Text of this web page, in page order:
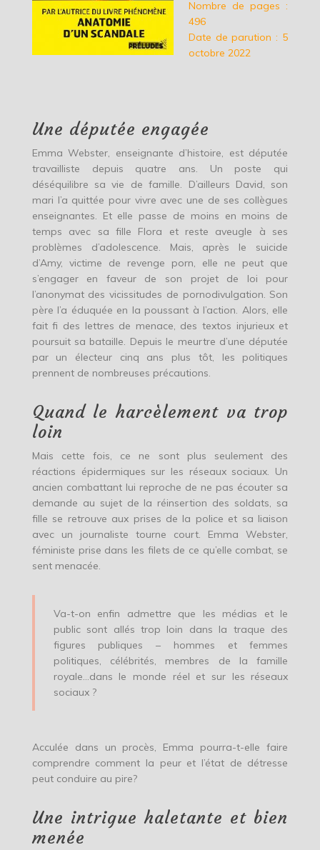
Nombre de pages :
496
Date de parution : 5
octobre 2022
Une députée engagée
Emma Webster, enseignante d’histoire, est députée
travailliste depuis quatre ans. Un poste qui
déséquilibre sa vie de famille. D’ailleurs David, son
mari l’a quittée pour vivre avec une de ses collègues
enseignantes. Et elle passe de moins en moins de
temps avec sa fille Flora et reste aveugle à ses
problèmes d’adolescence. Mais, après le suicide
d’Amy, victime de revenge porn, elle ne peut que
s’engager en faveur de son projet de loi pour
l’anonymat des vicissitudes de pornodivulgation. Son
père l’a éduquée en la poussant à l’action. Alors, elle
fait fi des lettres de menace, des textos injurieux et
poursuit sa bataille. Depuis le meurtre d’une députée
par un électeur cinq ans plus tôt, les politiques
prennent de nombreuses précautions.
Quand le harcèlement va trop
loin
Mais cette fois, ce ne sont plus seulement des
réactions épidermiques sur les réseaux sociaux. Un
ancien combattant lui reproche de ne pas écouter sa
demande au sujet de la réinsertion des soldats, sa
fille se retrouve aux prises de la police et sa liaison
avec un journaliste tourne court. Emma Webster,
féministe prise dans les filets de ce qu’elle combat, se
sent menacée.
Va-t-on enfin admettre que les médias et le
public sont allés trop loin dans la traque des
figures publiques – hommes et femmes
politiques, célébrités, membres de la famille
royale…dans le monde réel et sur les réseaux
sociaux ?
Acculée dans un procès, Emma pourra-t-elle faire
comprendre comment la peur et l’état de détresse
peut conduire au pire?
Une intrigue haletante et bien
menée